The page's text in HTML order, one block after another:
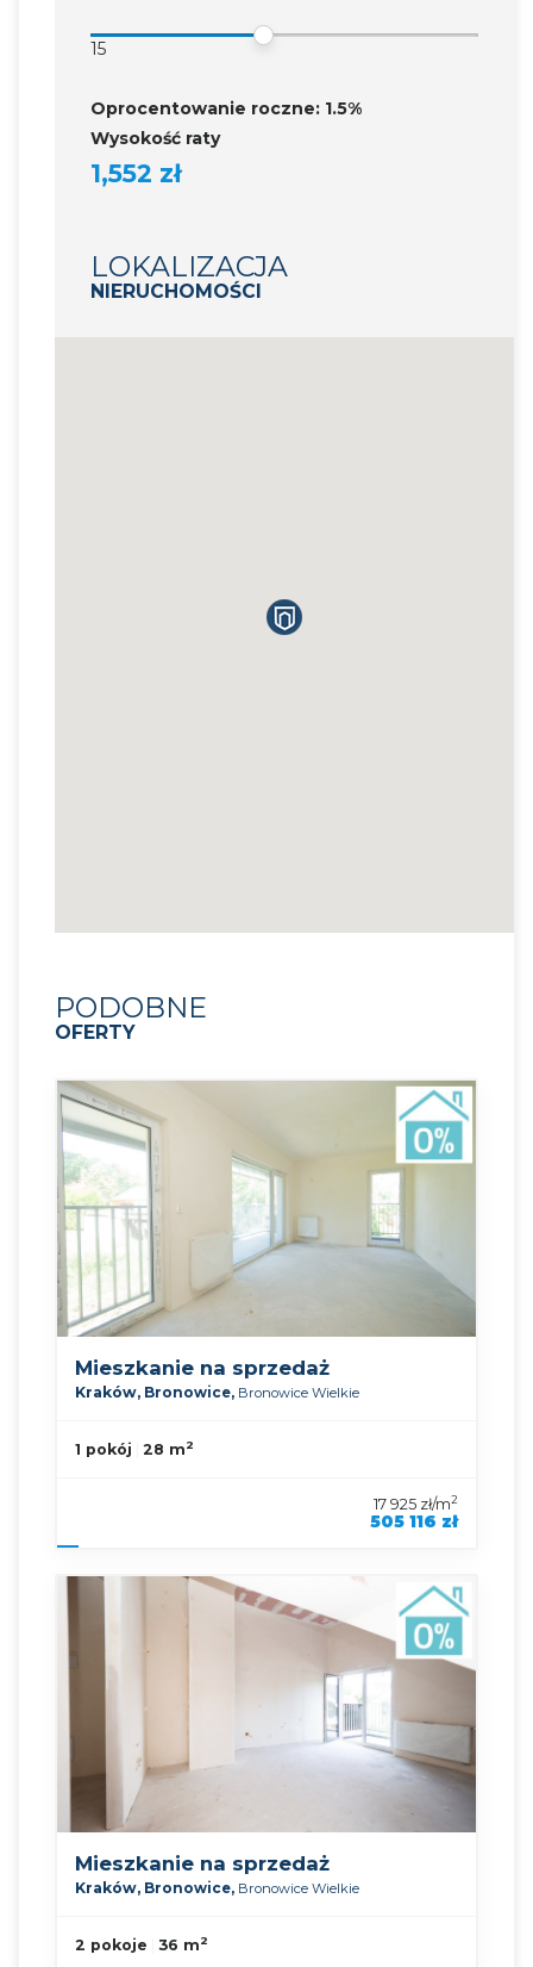
15
Oprocentowanie roczne: 1.5%
Wysokość raty
1,552 zł
LOKALIZACJA
NIERUCHOMOŚCI
PODOBNE
OFERTY
symbol oferty
Mieszkanie na sprzedaż
Kraków, Bronowice, Bronowice Wielkie
1 pokój 28 m2
17 925 zł/m2
505 116 zł
Mieszkanie na sprzedaż
Kraków, Bronowice, Bronowice Wielkie
2 pokoje 36 m2